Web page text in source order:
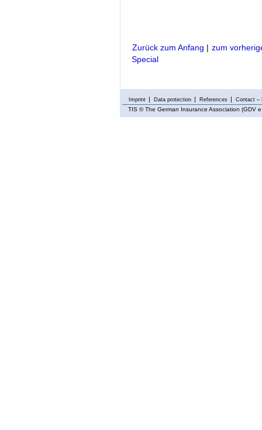
Zurück zum Anfang | zum
Special
Imprint Data protection References Contact –
TIS © The German Insurance Association (GDV